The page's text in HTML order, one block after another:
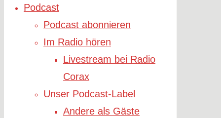
Podcast
Podcast abonnieren
Im Radio hören
Livestream bei Radio
Corax
Unser Podcast-Label
Andere als Gäste